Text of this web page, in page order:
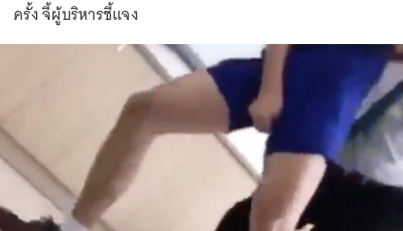
ครั้ง จี้ผู้บริหารชี้แจง